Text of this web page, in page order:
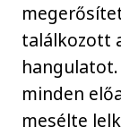
találkozott
minden
mesélte